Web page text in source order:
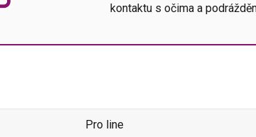
kontaktu s očima a
Pro line